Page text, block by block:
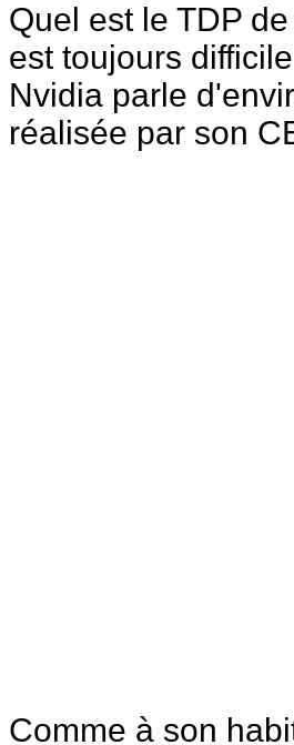
Quel est le TDP
est toujours
Nvidia parle
réalisée par son
Comme à son